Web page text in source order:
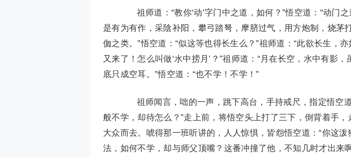
祖师道：“教你‘动’字门中之道，如何？”悟空道：“动门之
是有为有作，采陰补阳，攀弓踏弩，摩脐过气，用方炮制，烧茅
侞之类。”悟空道：“似这等也得长生么？”祖师道：“此欲长生，亦
又来了！怎么叫做‘水中捞月’？”祖师道：“月在长空，水中有影
底只成空耳。”悟空道：“也不学！不学！”
祖师闻言，咄的一声，跳下高台，手持戒尺，指定悟空道
般不学，却待怎么？”走上前，将悟空头上打了三下，倒背着手
大众而去。唬得那一班听讲的，人人惊惧，皆怨悟空道：“你这
法，如何不学，却与师父顶嘴？这番冲撞了他，不知几时才出来